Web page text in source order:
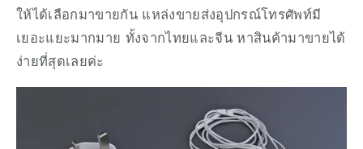
ให้ได้เลือกมาขายกัน แหล่งขายส่งอุปกรณ์โทรศัพท์มี
เยอะแยะมากมาย ทั้งจากไทยและจีน หาสินค้ามาขายได้
ง่ายที่สุดเลยค่ะ